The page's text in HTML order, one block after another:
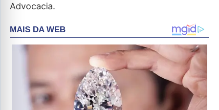
Advocacia.